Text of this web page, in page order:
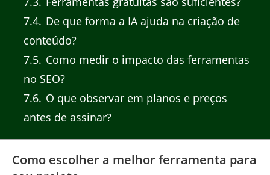
7.4 De que forma a IA ajuda na criação de
conteúdo?
7.5 Como medir o impacto das ferramentas
no SEO?
7.6 O que observar em planos e preços
antes de assinar?
Como escolher a melhor ferramenta para